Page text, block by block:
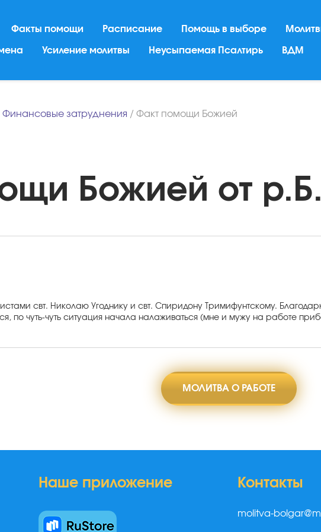
Факты помощи Расписание Помощь в выборе
Усиление молитвы Неусыпаемая Псалтирь ВДМ
Финансовые затруднения / Факт помощи Божией
Божией от
свт. Николаю Угоднику и свт. Спиридону Тримифунтскому.
по чуть-чуть ситуация начала налаживаться (мне и мужу на работе
МОЛИТВА О РАБОТЕ
Наше приложение Контакты
molitva-